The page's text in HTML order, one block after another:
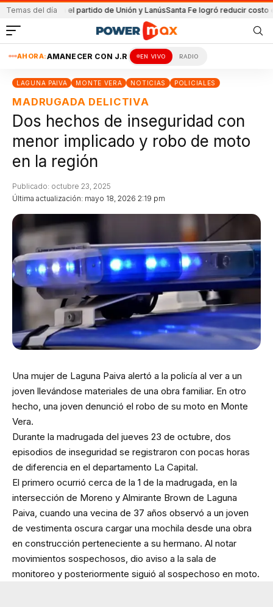
Temas del día
en el partido de Unión y LanúsSanta Fe logró reducir costo
AHORA:AMANECER CON J.R EN VIVO RADIO
LAGUNA PAIVA MONTE VERA NOTICIAS POLICIALES
MADRUGADA DELICTIVA
Dos hechos de inseguridad con
menor implicado y robo de moto
en la región
Última actualización: mayo 18, 2026 2:19 pm
Publicado: octubre 23, 2025
Una mujer de Laguna Paiva alertó a la policía al ver a un
joven llevándose materiales de una obra familiar. En otro
hecho, una joven denunció el robo de su moto en Monte
Vera.
Durante la madrugada del jueves 23 de octubre, dos
episodios de inseguridad se registraron con pocas horas
de diferencia en el departamento La Capital.
El primero ocurrió cerca de la 1 de la madrugada, en la
intersección de Moreno y Almirante Brown de Laguna
Paiva, cuando una vecina de 37 años observó a un joven
de vestimenta oscura cargar una mochila desde una obra
en construcción perteneciente a su hermano. Al notar
movimientos sospechosos, dio aviso a la sala de
monitoreo y posteriormente siguió al sospechoso en moto.